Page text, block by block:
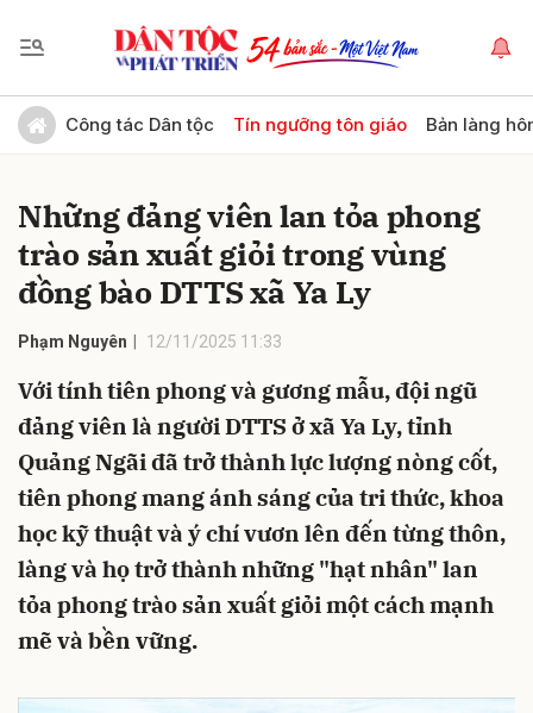
Công tác Dân tộc Tín ngưỡng tôn giáo Bản làng
Những đảng viên lan tỏa phong
trào sản xuất giỏi trong vùng
đồng bào DTTS xã Ya Ly
Phạm Nguyên 12/11/2025 11:33
Với tính tiên phong và gương mẫu, đội ngũ
đảng viên là người DTTS ở xã Ya Ly, tỉnh
Quảng Ngãi đã trở thành lực lượng nòng cốt,
tiên phong mang ánh sáng của tri thức, khoa
học kỹ thuật và ý chí vươn lên đến từng thôn,
làng và họ trở thành những "hạt nhân" lan
tỏa phong trào sản xuất giỏi một cách mạnh
mẽ và bền vững.
Gửi bình luận